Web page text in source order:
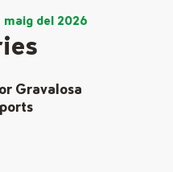
maig del 2026
Gravalosa